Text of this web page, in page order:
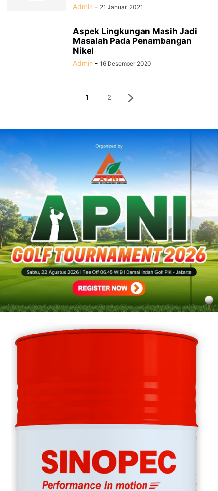
Admin - 21 Januari 2021
Aspek Lingkungan Masih Jadi
Masalah Pada Penambangan
Nikel
Admin - 16 Desember 2020
1 2